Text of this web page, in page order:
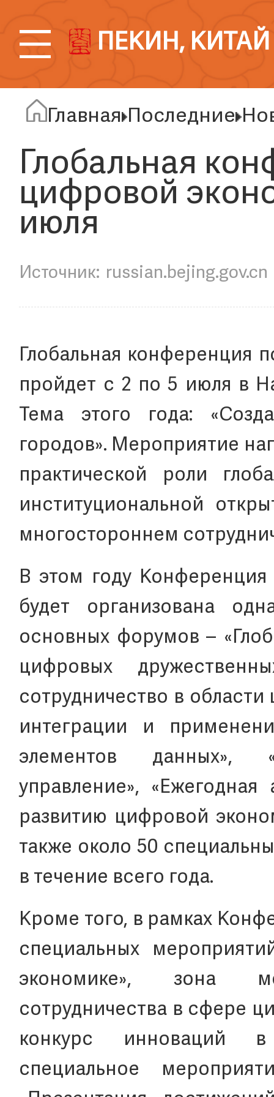
ПЕКИН, КИТАЙ
Главная Последние
Глобальная
цифровой
июля
russian.bejing.gov.cn
Глобальная конференция
пройдет с 2 по 5 июля в
Тема этого года:
городов». Мероприятие
практической роли
институциональной
многостороннем
В этом году Конференция
будет организована
основных форумов –
цифровых
сотрудничество в
интеграции и
элементов данных»,
управление»,
развитию цифровой
также около 50
в течение всего года.
Кроме того, в рамках
специальных
экономике», зона
сотрудничества в сфере
конкурс инноваций в
специальное